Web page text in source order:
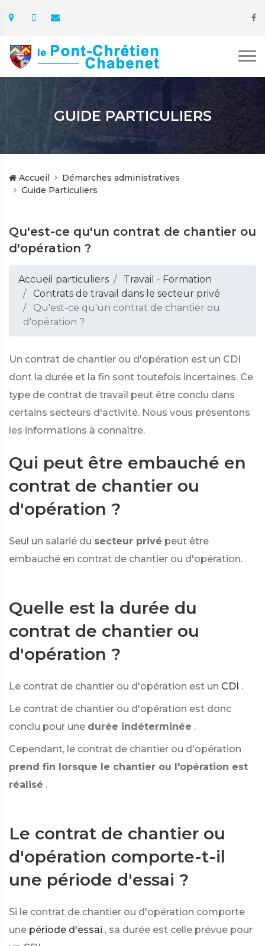
GUIDE PARTICULIERS
Accueil
Démarches administratives
Guide Particuliers
Qu'est-ce qu'un contrat de chantier ou
d'opération ?
Accueil particuliers
Travail - Formation
Contrats de travail dans le secteur privé
Qu'est-ce qu'un contrat de chantier ou
d'opération ?
Un contrat de chantier ou d'opération est un CDI
dont la durée et la fin sont toutefois incertaines. Ce
type de contrat de travail peut être conclu dans
certains secteurs d'activité. Nous vous présentons
les informations à connaître.
Qui peut être embauché en
contrat de chantier ou
d'opération ?
Seul un salarié du secteur privé peut être
embauché en contrat de chantier ou d'opération.
Quelle est la durée du
contrat de chantier ou
d'opération ?
Le contrat de chantier ou d'opération est un CDI .
Le contrat de chantier ou d'opération est donc
conclu pour une durée indéterminée .
Cependant, le contrat de chantier ou d'opération
prend fin lorsque le chantier ou l'opération est
réalisé .
Le contrat de chantier ou
d'opération comporte-t-il
une période d'essai ?
Si le contrat de chantier ou d'opération comporte
une période d'essai , sa durée est celle prévue pour